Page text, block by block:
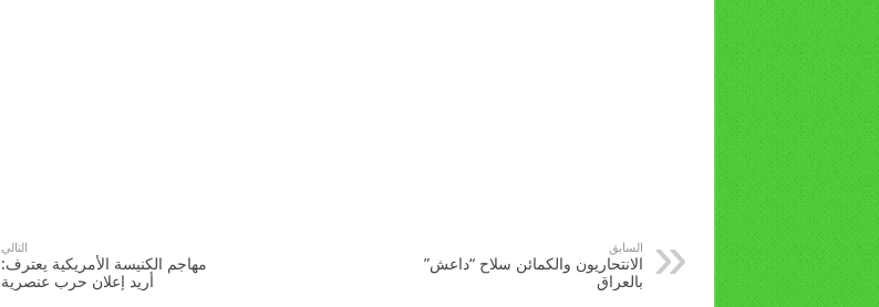
السابق
الانتحاريون والكمائن سلاح “داعش”
بالعراق
التالي
مهاجم الكنيسة الأمريكية يعترف:
أريد إعلان حرب عنصرية